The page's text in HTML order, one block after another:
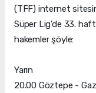
(TFF) internet
Süper Lig’de 33.
hakemler şöyle:
Yarın
20.00 Göztepe -